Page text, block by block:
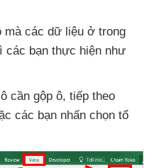
mà các dữ liệu ở trong
các bạn thực hiện như
cần gộp ô, tiếp theo
các bạn nhấn chọn tổ